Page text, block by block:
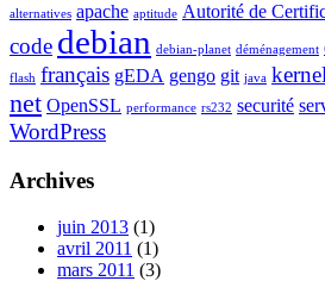
alternatives apache aptitude Autorité de
code debian debian-planet déménagement
flash français gEDA gengo git java
net OpenSSL performance rs232 securité
WordPress
Archives
juin 2013 (1)
avril 2011 (1)
mars 2011 (3)